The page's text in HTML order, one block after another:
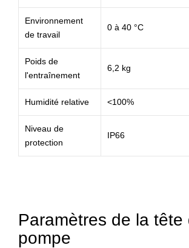
Environnement
de travail
0 à 40 °C
Poids de
l'entraînement
6,2 kg
Humidité relative <100%
Niveau de
protection
IP66
Paramètres de la tête
pompe